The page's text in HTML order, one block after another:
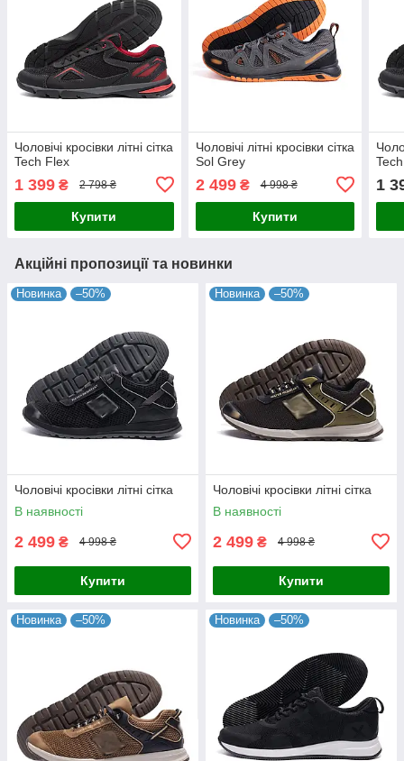
Чоловічі кросівки літні сітка
Tech Flex
1 399 ₴ 2 798 ₴
Купити
Чоловічі літні кросівки сітка
Sol Grey
2 499₴ 4 998 ₴
Купити
1
Акційні пропозиції та новинки
Новинка –50%
Чоловічі кросівки літні сітка
В наявності
2 499 ₴ 4 998 ₴
Купити
Новинка –50%
Чоловічі кросівки літні сітка
В наявності
2 499 ₴ 4 998 ₴
Купити
Новинка –50% Новинка –50%